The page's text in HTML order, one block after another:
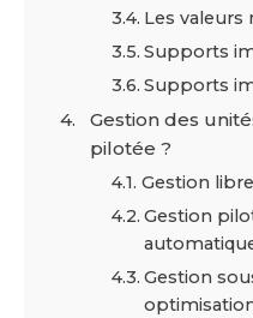
Les valeurs
Supports
Supports
Gestion des
pilotée ?
Gestion
Gestion
Gestion